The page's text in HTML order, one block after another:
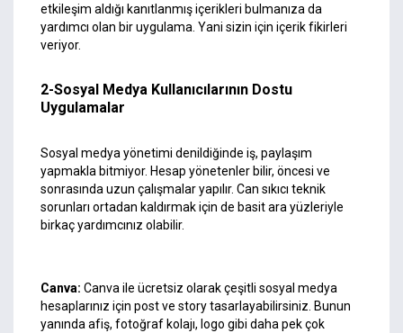
etkileşim aldığı kanıtlanmış içerikleri bulmanıza da
yardımcı olan bir uygulama. Yani sizin için içerik fikirleri
veriyor.
2-Sosyal Medya Kullanıcılarının Dostu
Uygulamalar
Sosyal medya yönetimi denildiğinde iş, paylaşım
yapmakla bitmiyor. Hesap yönetenler bilir, öncesi ve
sonrasında uzun çalışmalaryapılır. Can sıkıcı teknik
sorunları ortadan kaldırmak için de basit ara yüzleriyle
birkaç yardımcınız olabilir.
Canva: Canva ile ücretsiz olarak çeşitli sosyal medya
hesaplarınız için post ve story tasarlayabilirsiniz. Bunun
yanında afiş, fotoğraf kolajı, logo gibi daha pek çok